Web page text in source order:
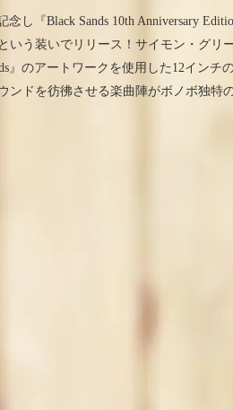
し『Black Sands 10th Anniversary
いう装いでリリース！サイモン・グリ
』のアートワークを使用した12インチ
ンドを彷彿させる楽曲陣がボノボ独特